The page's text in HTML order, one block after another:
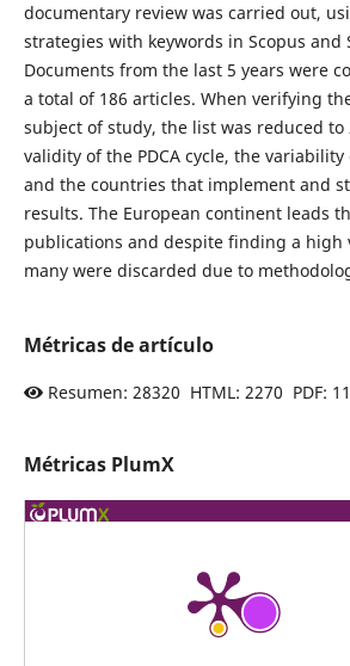
documentary review was carried out,
strategies with keywords in Scopus and
Documents from the last 5 years were
a total of 186 articles. When verifying
subject of study, the list was reduced to
validity of the PDCA cycle, the
and the countries that implement and
results. The European continent leads
publications and despite finding a high
many were discarded due to
Métricas de artículo
Resumen: 28320 HTML: 2270 PDF:
Métricas PlumX